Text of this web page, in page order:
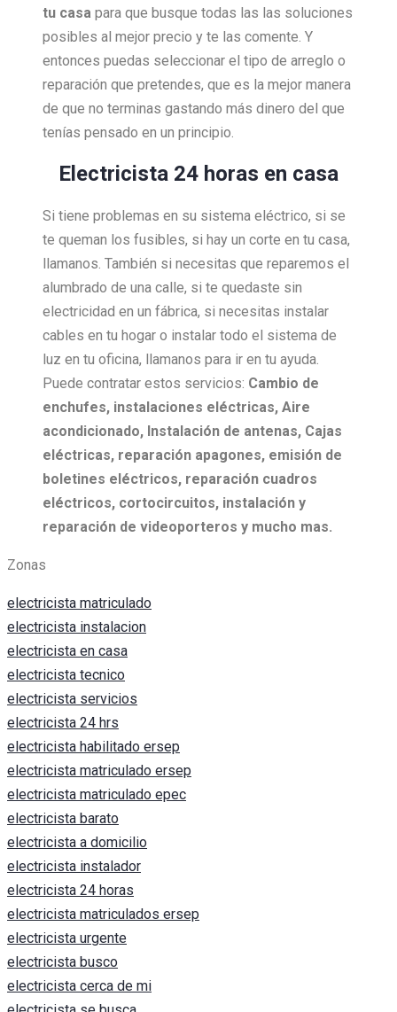
tu casa para que busque todas las las soluciones
posibles al mejor precio y te las comente. Y
entonces puedas seleccionar el tipo de arreglo o
reparación que pretendes, que es la mejor manera
de que no terminas gastando más dinero del que
tenías pensado en un principio.
Electricista 24 horas en casa
Si tiene problemas en su sistema eléctrico, si se
te queman los fusibles, si hay un corte en tu casa,
llamanos. También si necesitas que reparemos el
alumbrado de una calle, si te quedaste sin
electricidad en un fábrica, si necesitas instalar
cables en tu hogar o instalar todo el sistema de
luz en tu oficina, llamanos para ir en tu ayuda.
Puede contratar estos servicios: Cambio de
enchufes, instalaciones eléctricas, Aire
acondicionado, Instalación de antenas, Cajas
eléctricas, reparación apagones, emisión de
boletines eléctricos, reparación cuadros
eléctricos, cortocircuitos, instalación y
reparación de videoporteros y mucho mas.
Zonas
electricista matriculado
electricista instalacion
electricista en casa
electricista tecnico
electricista servicios
electricista 24 hrs
electricista habilitado ersep
electricista matriculado ersep
electricista matriculado epec
electricista barato
electricista a domicilio
electricista instalador
electricista 24 horas
electricista matriculados ersep
electricista urgente
electricista busco
electricista cerca de mi